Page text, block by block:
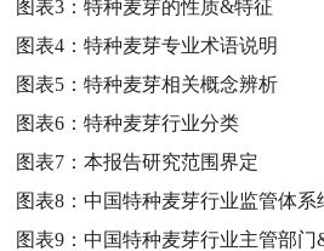
图表3：特种麦芽的性质&特征
图表4：特种麦芽专业术语说明
图表5：特种麦芽相关概念辨析
图表6：特种麦芽行业分类
图表7：本报告研究范围界定
图表8：中国特种麦芽行业监管体系
图表9：中国特种麦芽行业主管部